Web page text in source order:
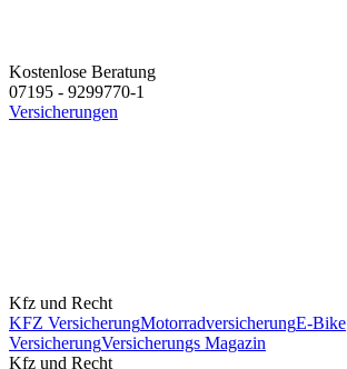
Kostenlose Beratung
07195 - 9299770-1
Versicherungen
Kfz und Recht
KFZ VersicherungMotorradversicherungE-Bike
VersicherungVersicherungs Magazin
Kfz und Recht